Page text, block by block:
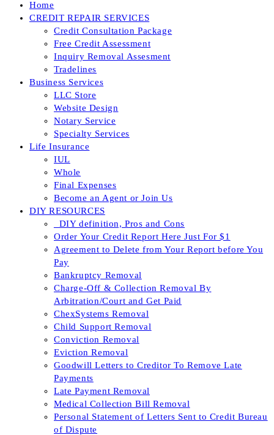
Home
CREDIT REPAIR SERVICES
Credit Consultation Package
Free Credit Assessment
Inquiry Removal Assesment
Tradelines
Business Services
LLC Store
Website Design
Notary Service
Specialty Services
Life Insurance
IUL
Whole
Final Expenses
Become an Agent or Join Us
DIY RESOURCES
_DIY definition, Pros and Cons
Order Your Credit Report Here Just For $1
Agreement to Delete from Your Report before You
Pay
Bankruptcy Removal
Charge-Off & Collection Removal By
Arbitration/Court and Get Paid
ChexSystems Removal
Child Support Removal
Conviction Removal
Eviction Removal
Goodwill Letters to Creditor To Remove Late
Payments
Late Payment Removal
Medical Collection Bill Removal
Personal Statement of Letters Sent to Credit Bureau
of Dispute